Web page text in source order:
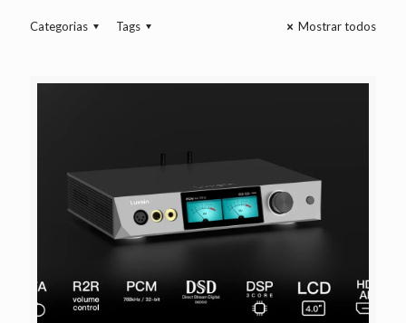
Categorias Tags Mostrar todos